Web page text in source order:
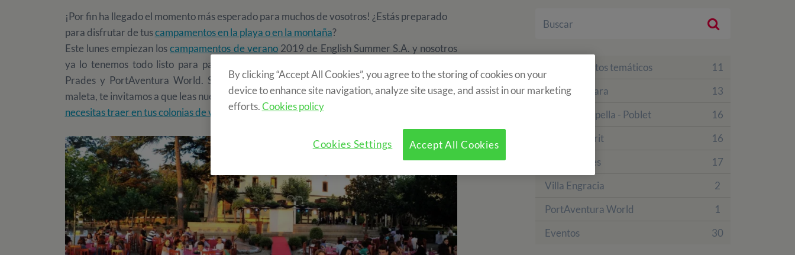
¡Por fin ha llegado el momento más esperado para muchos de vosotros! ¿Estás preparado
para disfrutar de tuscampamentos en la playa o en la montaña?
Este lunes empiezan loscampamentos de verano2019 de English Summer S.A. y nosotros
ya lo tenemos todo listo para pasar unas semanas únicas en Vallclara, Poblet, Tamarit,
Prades y PortAventura World. Si todavía tienes que ultimar los últimos detalles de tu
maleta, te invitamos a que leas nuestra publicación del blog donde te explicamostodo lo que
necesitas traer en tus colonias de verano.
Campamentos temáticos
11
Finca Vallclara
13
Finca La Capella - Poblet
16
Finca Tamarit
16
Finca Prades
17
Villa Engracia
2
PortAventura World
1
Eventos
30
By clicking “Accept All Cookies”, you agree to the storing of cookies on your
device to enhance site navigation, analyze site usage, and assist in our marketing
efforts.Cookies policy
Accept All Cookies
Cookies Settings